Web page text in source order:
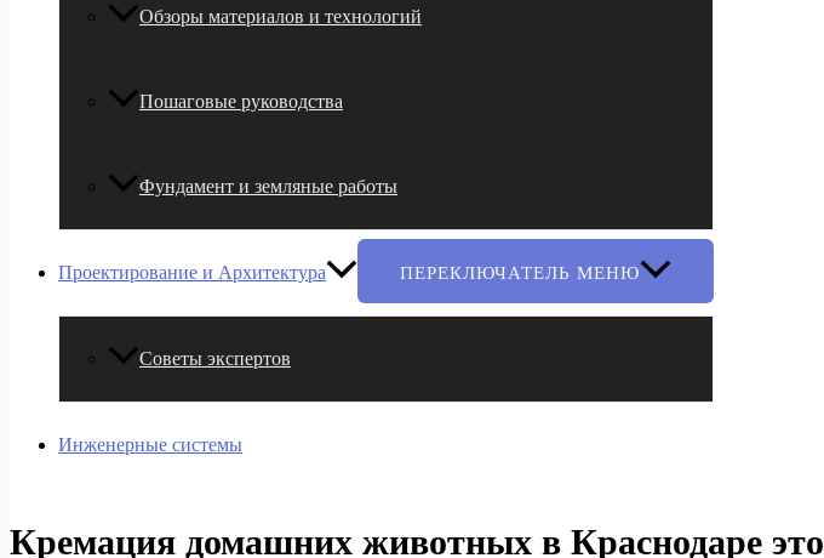
Обзоры материалов и технологий
Пошаговые руководства
Фундамент и земляные работы
Проектирование и Архитектура ПЕРЕКЛЮЧАТЕЛЬ МЕНЮ
Советы экспертов
Инженерные системы
Кремация домашних животных в Краснодаре это